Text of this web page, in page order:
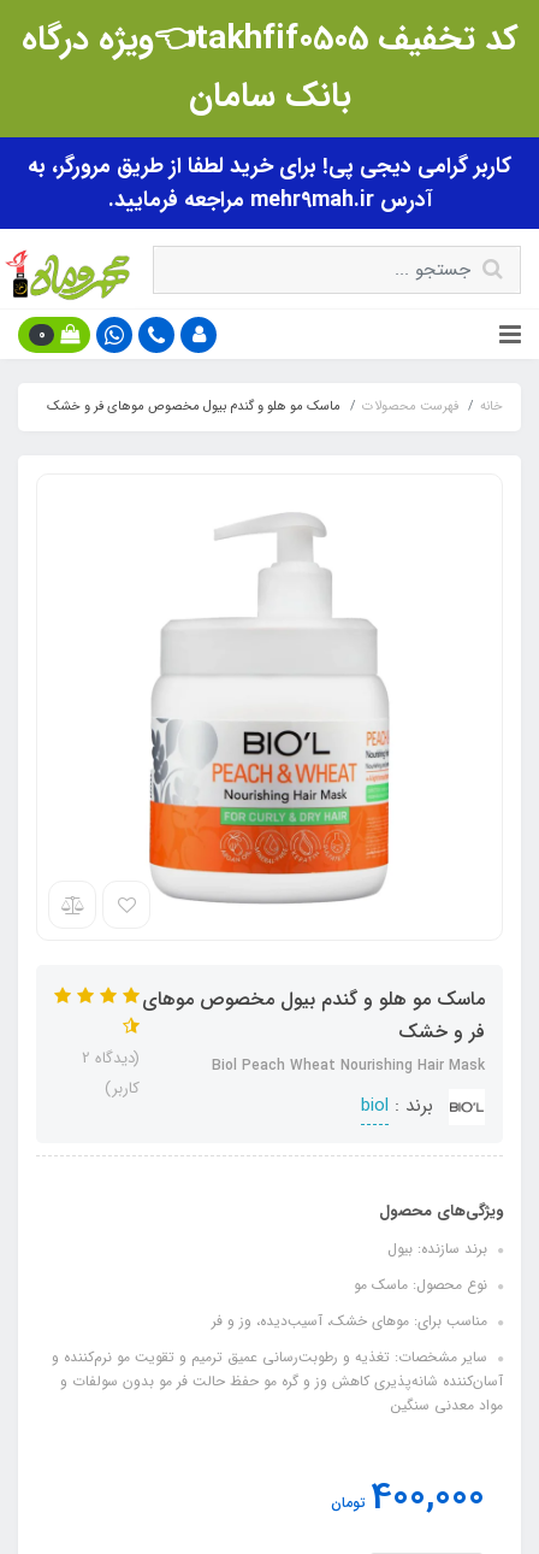
کد تخفیف takhfif0505👈ویژه درگاه
بانک سامان
کاربر گرامی دیجی پی! برای خرید لطفا از طریق مرورگر، به
آدرس mehr9mah.ir مراجعه فرمایید.
0
خانه فهرست محصولات ماسک مو هلو و گندم بیول مخصوص موهای فر و خشک
ماسک مو هلو و گندم بیول مخصوص موهای
فر و خشک
Biol Peach Wheat Nourishing Hair Mask
برند : biol
(دیدگاه 2
کاربر)
ویژگی‌های محصول
برند سازنده: بیول
نوع محصول: ماسک مو
مناسب برای: موهای خشک، آسیب‌دیده، وز و فر
سایر مشخصات: تغذیه و رطوبت‌رسانی عمیق ترمیم و تقویت مو نرم‌کننده و
آسان‌کننده شانه‌پذیری کاهش وز و گره مو حفظ حالت فر مو بدون سولفات و
مواد معدنی سنگین
400,000 تومان